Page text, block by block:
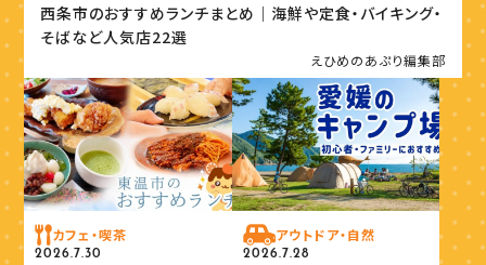
西条市のおすすめランチまとめ｜海鮮や定食・バイキング・
そばなど人気店22選
えひめのあぷり編集部
カフェ・喫茶
2026.7.30
アウトドア・自然
2026.7.28